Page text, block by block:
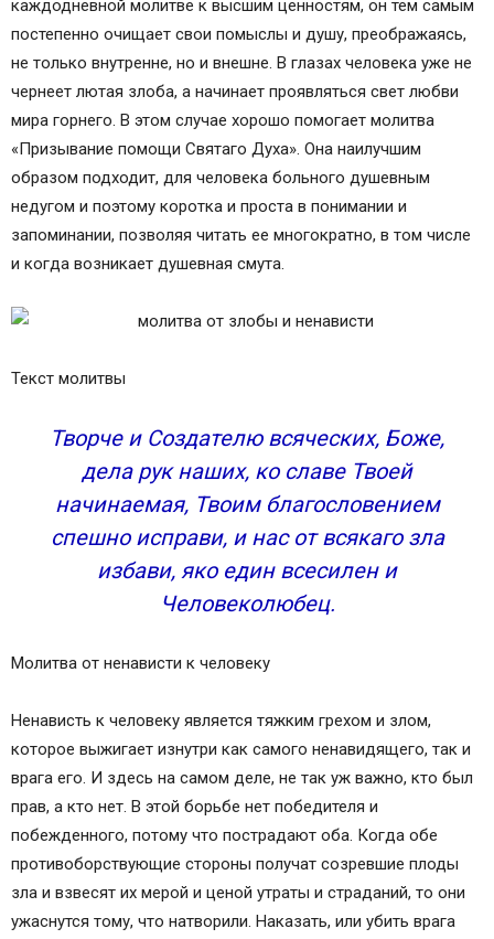
каждодневной молитве к высшим ценностям, он тем самым
постепенно очищает свои помыслы и душу, преображаясь,
не только внутренне, но и внешне. В глазах человека уже не
чернеет лютая злоба, а начинает проявляться свет любви
мира горнего. В этом случае хорошо помогает молитва
«Призывание помощи Святаго Духа». Она наилучшим
образом подходит, для человека больного душевным
недугом и поэтому коротка и проста в понимании и
запоминании, позволяя читать ее многократно, в том числе
и когда возникает душевная смута.
Текст молитвы
Творче и Создателю всяческих, Боже,
дела рук наших, ко славе Твоей
начинаемая, Твоим благословением
спешно исправи, и нас от всякаго зла
избави, яко един всесилен и
Человеколюбец.
Молитва от ненависти к человеку
Ненависть к человеку является тяжким грехом и злом,
которое выжигает изнутри как самого ненавидящего, так и
врага его. И здесь на самом деле, не так уж важно, кто был
прав, а кто нет. В этой борьбе нет победителя и
побежденного, потому что пострадают оба. Когда обе
противоборствующие стороны получат созревшие плоды
зла и взвесят их мерой и ценой утраты и страданий, то они
ужаснутся тому, что натворили. Наказать, или убить врага